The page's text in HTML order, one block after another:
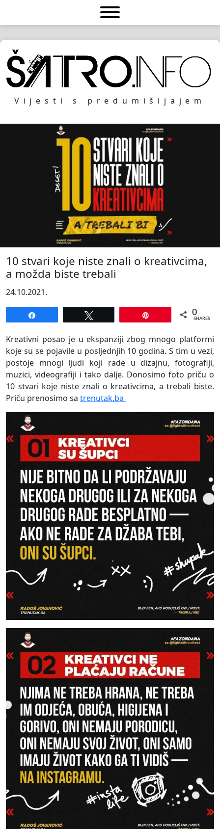
Vijesti s predumišljajem
10 stvari koje niste znali o kreativcima,
a možda biste trebali
24.10.2021.
0
SHARES
Kreativni posao je u ekspanziji zbog mnogo platformi
koje su se pojavile u posljednjih 10 godina. S tim u vezi,
postoje mnogi ljudi koji rade u dizajnu, fotografiji,
muzici, videografiji i tako dalje. Donosimo foto priču o
10 stvari koje niste znali o kreativcima, a trebali biste.
Priču prenosimo sa trenutak.ba